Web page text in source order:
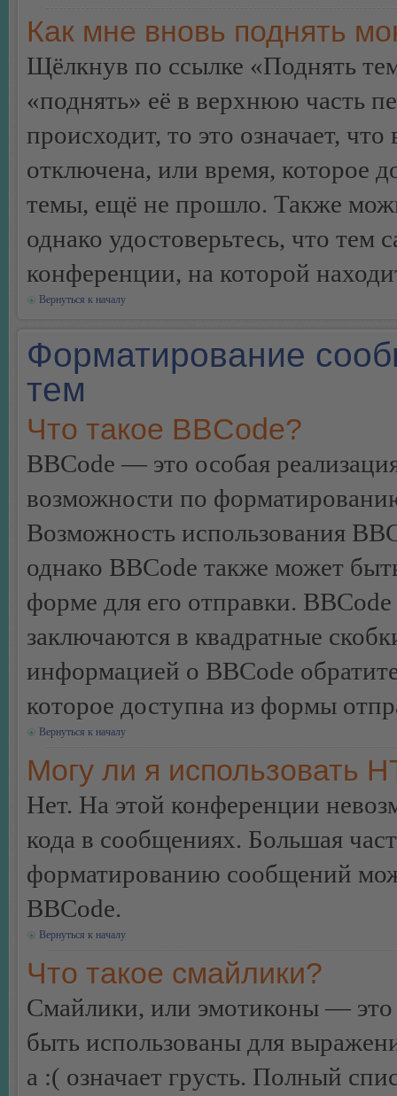
Как мне вновь поднять
Щёлкнув по ссылке «Поднять
«поднять» её в верхнюю часть
происходит, то это означает,
отключена, или время, которое
темы, ещё не прошло. Также
однако удостоверьтесь, что
конференции, на которой
Вернуться к началу
Форматирование
тем
Что такое BBCode?
BBCode — это особая
возможности по
Возможность использования
однако BBCode также может
форме для его отправки.
заключаются в квадратные
информацией о BBCode
которое доступна из формы
Вернуться к началу
Могу ли я использовать
Нет. На этой конференции
кода в сообщениях. Большая
форматированию сообщений
BBCode.
Вернуться к началу
Что такое смайлики?
Смайлики, или эмотиконы — это
быть использованы для
а :( означает грусть. Полный